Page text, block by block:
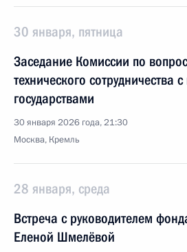
30 января, пятница
Заседание Комиссии по
технического сотрудничества
государствами
30 января 2026 года, 21:30
Москва, Кремль
28 января, среда
Встреча с руководителем
Еленой Шмелёвой